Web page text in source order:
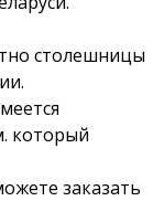
столешницы
который
заказать